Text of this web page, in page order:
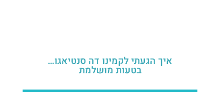
איך הגעתי לקמינו דה סנטיאגו…
בטעות מושלמת